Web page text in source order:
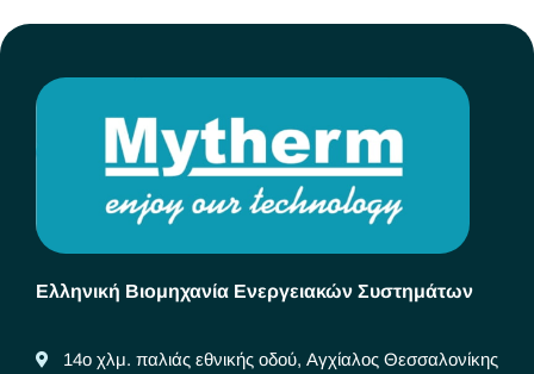
Ελληνική Βιομηχανία Ενεργειακών Συστημάτων
14ο χλμ. παλιάς εθνικής οδού, Αγχίαλος Θεσσαλονίκης